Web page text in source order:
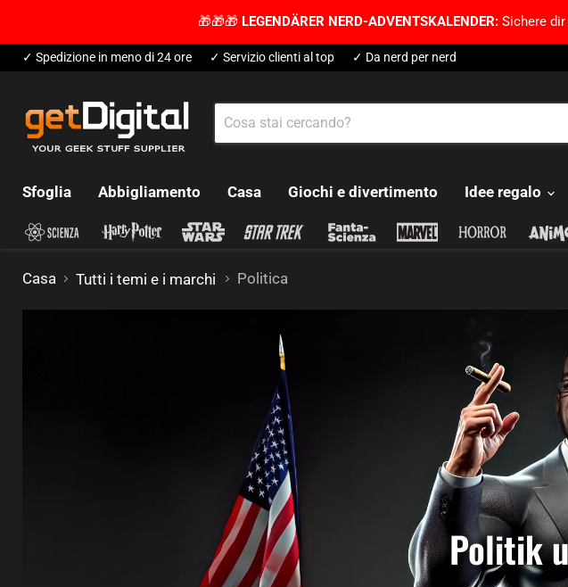
🎁🎁🎁 LEGENDÄRER NERD-ADVENTSKALENDER: Sichere
✓ Spedizione in meno di 24 ore ✓ Servizio clienti al top ✓ Da nerd per nerd
Sfoglia Abbigliamento Casa Giochi e divertimento Idee regalo
Casa Tutti i temi e i marchi Politica
Politik